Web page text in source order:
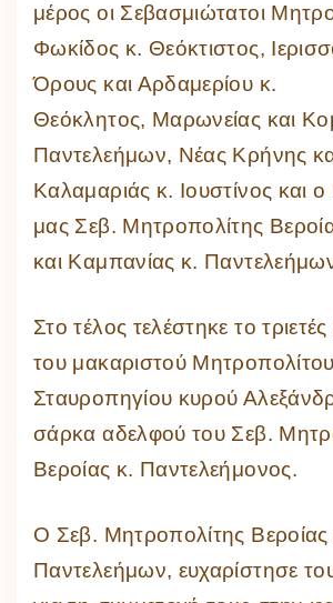
μέρος οι Σεβασμιώτατοι
Φωκίδος κ. Θεόκτιστος,
Όρους και Αρδαμερίου κ.
Θεόκλητος, Μαρωνείας και
Παντελεήμων, Νέας Κρήνης
Καλαμαριάς κ. Ιουστίνος και
μας Σεβ. Μητροπολίτης
και Καμπανίας κ.
Στο τέλος τελέστηκε το
του μακαριστού Μητροπολίτου
Σταυροπηγίου κυρού
σάρκα αδελφού του Σεβ.
Βεροίας κ. Παντελεήμονος.
Ο Σεβ. Μητροπολίτης Βεροίας
Παντελεήμων, ευχαρίστησε